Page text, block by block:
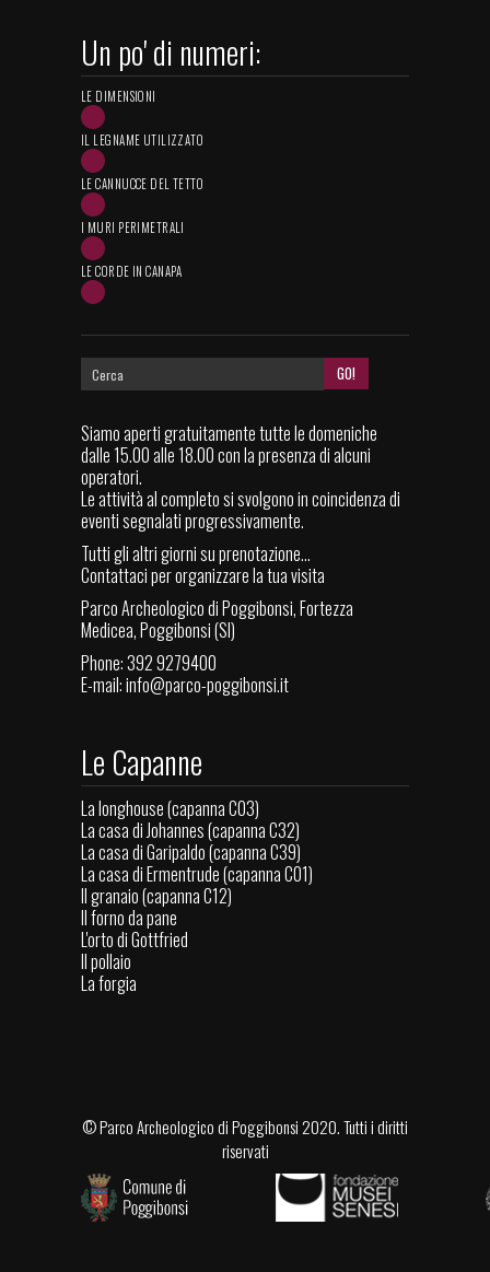
Un po' di numeri:
LE DIMENSIONI
IL LEGNAME UTILIZZATO
LE CANNUCCE DEL TETTO
I MURI PERIMETRALI
LE CORDE IN CANAPA
Siamo aperti gratuitamente tutte le domeniche
dalle 15.00 alle 18.00 con la presenza di alcuni
operatori.
Le attività al completo si svolgono in coincidenza di
eventi segnalati progressivamente.
Tutti gli altri giorni su prenotazione...
Contattaci per organizzare la tua visita
Parco Archeologico di Poggibonsi, Fortezza
Medicea, Poggibonsi (SI)
Phone: 392 9279400
E-mail:info@parco-poggibonsi.it
Le Capanne
La longhouse (capanna C03)
La casa di Johannes (capanna C32)
La casa di Garipaldo (capanna C39)
La casa di Ermentrude (capanna C01)
Il granaio (capanna C12)
Il forno da pane
L'orto di Gottfried
Il pollaio
La forgia
©Parco Archeologico di Poggibonsi2020. Tutti i diritti
riservati